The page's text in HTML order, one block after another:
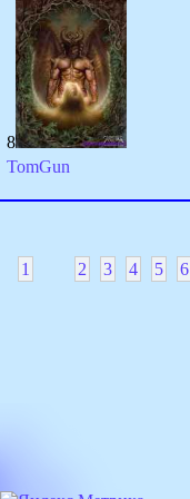
8
TomGun
1 2 3 4 5 6